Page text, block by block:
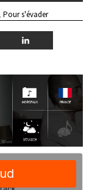
, Pour s'évader